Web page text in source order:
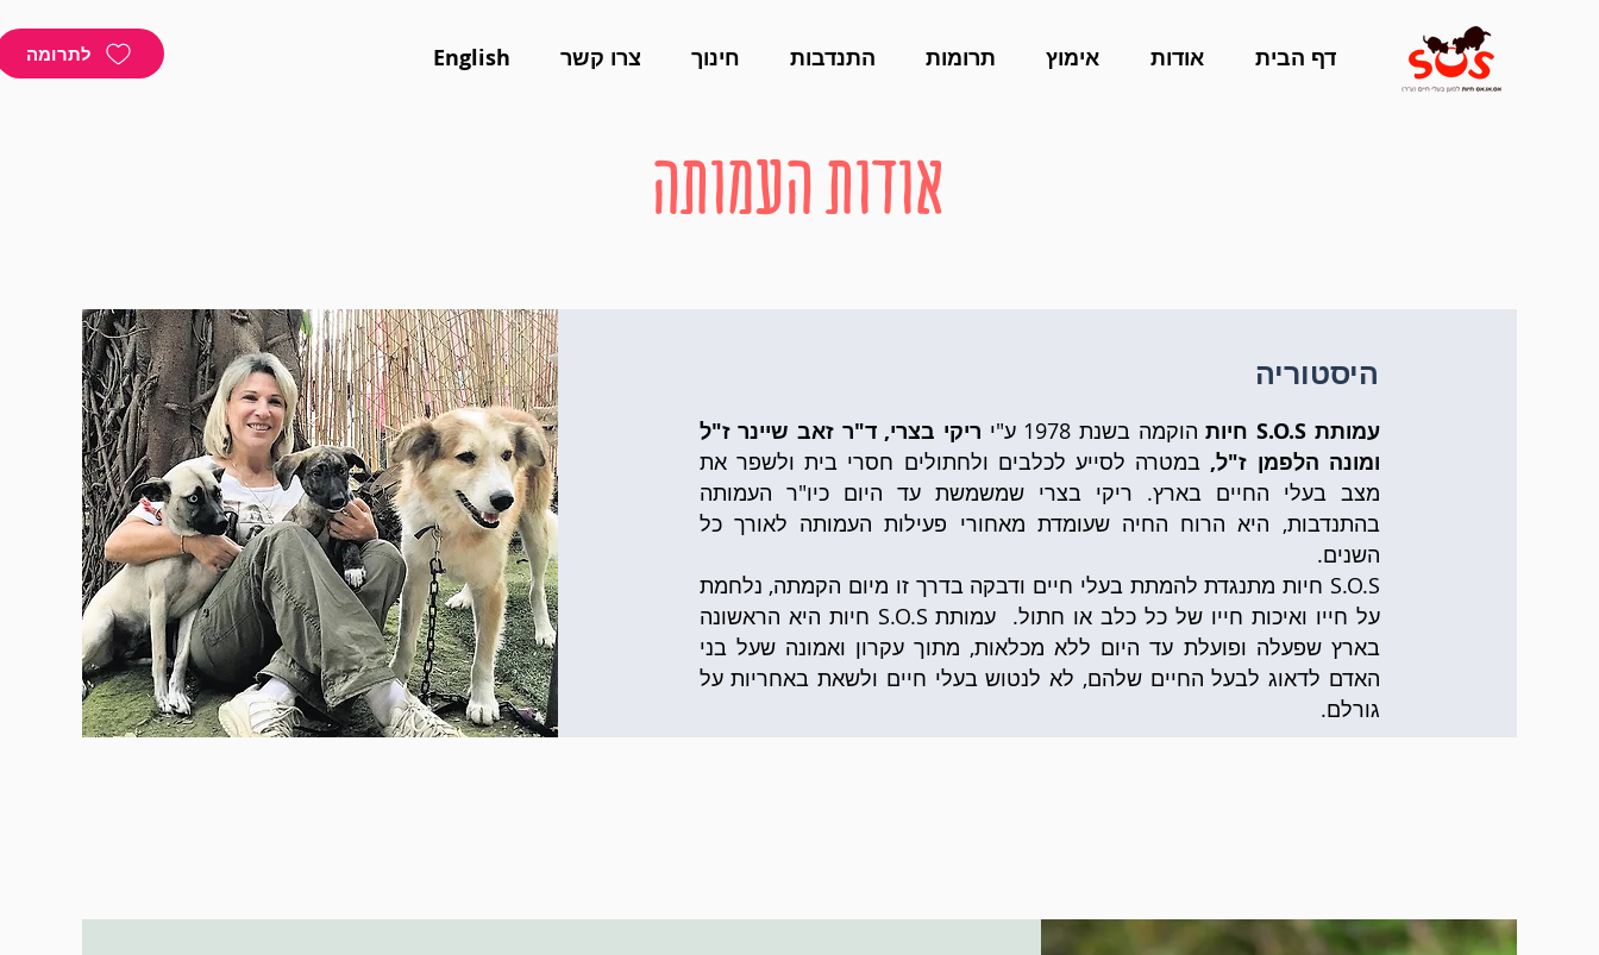
לתרומה דף הבית אודות אימוץ תרומות התנדבות חינוך צרו קשר English
אודות העמותה
היסטוריה
עמותת S.O.S חיות הוקמה בשנת 1978 ע"י
ריקי בצרי, ד"ר זאב שיינר ז"ל
ומונה הלפמן ז"ל, במטרה לסייע לכלבים ולחתולים חסרי בית ולשפר את
מצב בעלי החיים בארץ. ריקי בצרי שמשמשת עד היום כיו"ר העמותה
בהתנדבות, היא הרוח החיה שעומדת מאחורי פעילות העמותה לאורך כל
השנים.
S.O.S חיות מתנגדת להמתת בעלי חיים ודבקה בדרך זו מיום הקמתה, נלחמת
על חייו ואיכות חייו של כל כלב או חתול. עמותת S.O.S חיות היא הראשונה
בארץ שפעלה ופועלת עד היום ללא מכלאות, מתוך עקרון ואמונה שעל בני
האדם לדאוג לבעל החיים שלהם, לא לנטוש בעלי חיים ולשאת באחריות על
גורלם.